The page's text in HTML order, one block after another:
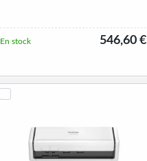
546,60 €
En stock